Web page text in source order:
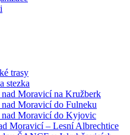
trasy
stezka
nad Moravicí na Kružberk
Moravicí do Fulneku
nad Moravicí do Kyjovic
Moravicí – Lesní Albrechtice